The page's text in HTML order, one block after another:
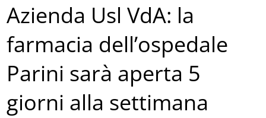
Azienda Usl VdA: la
farmacia dell’ospedale
Parini sarà aperta 5
giorni alla settimana